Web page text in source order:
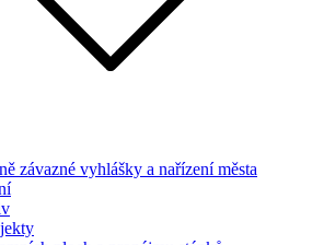
závazné vyhlášky a nařízení města